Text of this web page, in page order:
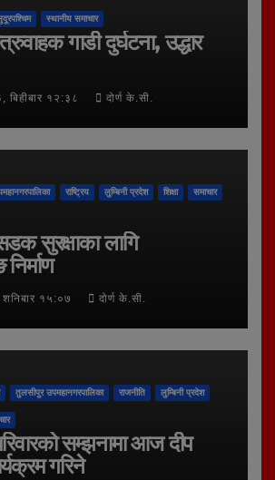
स्थानीय समाचार
गाडी दुर्घटना, उद्धार
१२:३८ दोर्ण के.सी.
राष्ट्रिय लुम्बिनी प्रदेश शिक्षा समाचार
सुरक्षाका लागि
१५:०७ दोर्ण के.सी.
तुलसीपुर उपमहानगरपालिका राजनीति लुम्बिनी प्रदेश
सम्झनामा आज दीप
गरिने